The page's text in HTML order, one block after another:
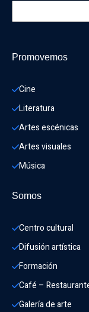
Promovemos
Cine
Literatura
Artes escénicas
Artes visuales
Música
Somos
Centro cultural
Difusión artística
Formación
Café –
Galería de arte